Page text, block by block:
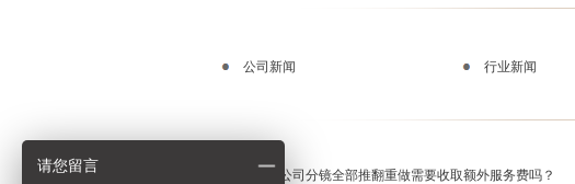
公司新闻 行业新闻
动画制作公司分镜全部推翻重做需要收取额外服务费吗？
请您留言